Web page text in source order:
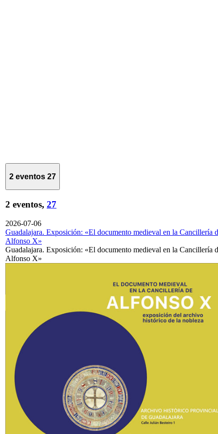
2 eventos 27
2 eventos, 27
2026-07-06
Guadalajara. Exposición: «El documento medieval en la Cancillería
Alfonso X»
Guadalajara. Exposición: «El documento medieval en la Cancillería
Alfonso X»